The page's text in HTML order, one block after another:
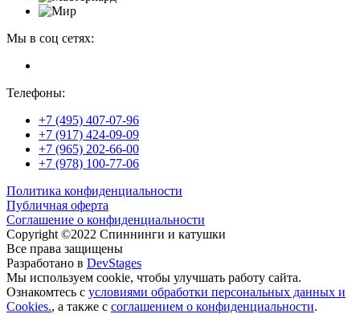
Мы в соц сетях:
Телефоны:
+7 (495) 407-07-96
+7 (917) 424-09-09
+7 (965) 202-66-00
+7 (978) 100-77-06
Политика конфиденциальности
Публичная оферта
Соглашение о конфиденциальности
Copyright ©2022 Спиннинги и катушки
Все права защищены
Разработано в DevStages
Мы используем cookie, чтобы улучшать работу сайта.
Ознакомтесь с условиями обработки персональных данных и
Cookies., а также с соглашением о конфиденциальности.